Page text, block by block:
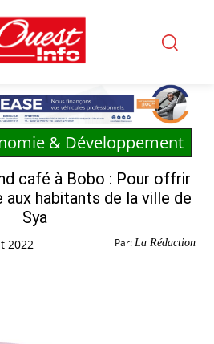
& Développement
café à Bobo : Pour offrir
aux habitants de la ville de
Sya
Par: La Rédaction
2022